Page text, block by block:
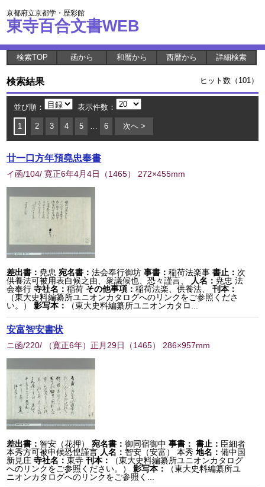
京都府立京都学・歴彩館
東寺百合文書WEB
検索TOP 函から 和暦から 西暦から 詳細検索
検索結果 ヒット数（101）
並び順： 表示件数：
1 2 3 4 5 … 6 次へ >
廿一口方年預堯忠奉書
イ函/104/ 寛正6年4月4日 （1465） 272×455mm
差出書：尭忠 宛名書：法会奉行御坊 事書：稲荷法楽事 書止： 次
供養法可被用表白候之由、衆議候也、恐々謹言、
人名：尭忠 法
会奉行 寺社名：稲荷 その他事項：稲荷法楽、供養法、
刊本：
（東大史料編纂所ユニオンカタログへのリンクをご参照くださ
い。）
影写本： （東大史料編纂所ユニオンカタロ...
安富智安書状
ニ函/220/ （寛正6年）正月29日 （1465） 286×957mm
差出書：智安（花押） 宛名書：御同宿御中 事書： 書止： 臣細者
本秀方可被申候恐惶謹言 人名：智安（安富） 本秀 地名：備中国
新見庄 寺社名：東寺 刊本：
（東大史料編纂所ユニオンカタログ
へのリンクをご参照ください。）
影写本：
（東大史料編纂所ユ
ニオンカタログへのリンクをご参照く...